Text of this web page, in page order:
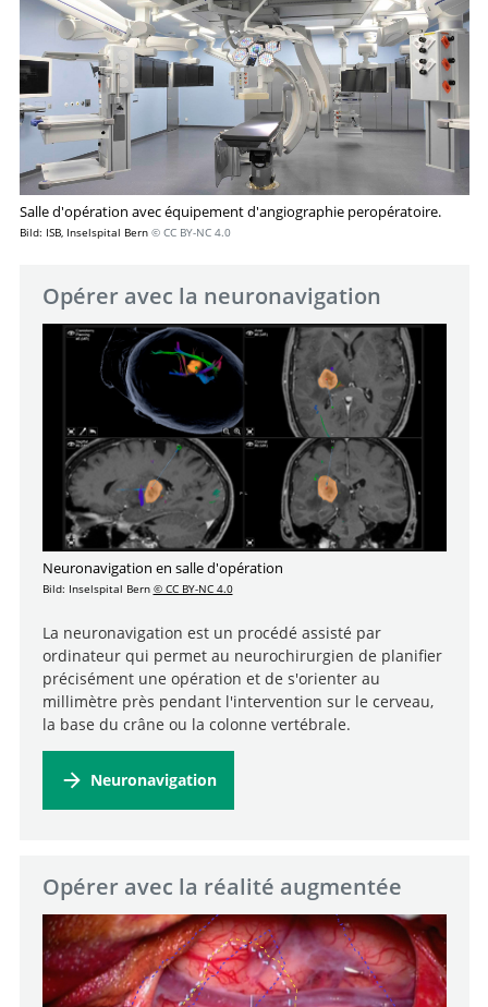
Salle d'opération avec équipement d'angiographie peropératoire.
Bild: ISB, Inselspital Bern © CC BY-NC 4.0
Opérer avec la neuronavigation
Neuronavigation en salle d'opération
Bild: Inselspital Bern © CC BY-NC 4.0
La neuronavigation est un procédé assisté par
ordinateur qui permet au neurochirurgien de planifier
précisément une opération et de s'orienter au
millimètre près pendant l'intervention sur le cerveau,
la base du crâne ou la colonne vertébrale.
Neuronavigation
Opérer avec la réalité augmentée